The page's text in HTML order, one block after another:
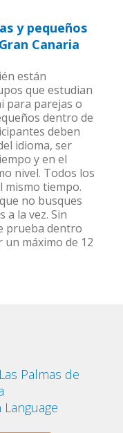
y pequeños
Canaria
están
que estudian
para parejas o
dentro de
deben
idioma, ser
y en el
nivel. Todos los
mismo tiempo.
no busques
a la vez. Sin
prueba dentro
máximo de 12
Palmas de